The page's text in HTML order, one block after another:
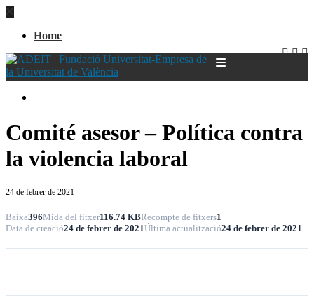
Home
Comité asesor – Política contra
la violencia laboral
24 de febrer de 2021
Baixa396Mida del fitxer116.74 KBRecompte de fitxers1
Data de creació24 de febrer de 2021Última actualització24 de febrer de 2021